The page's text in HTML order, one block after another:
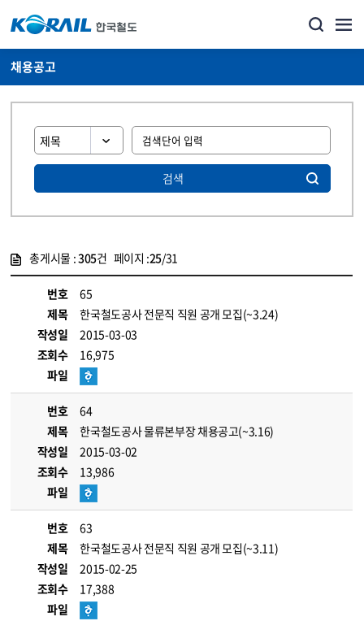
채용공고
검색
총게시물 :305건 페이지 :25/31
번호
65
제목
한국철도공사 전문직 직원 공개 모집(~3.24)
작성일
2015-03-03
조회수
16,975
파일
번호
64
제목
한국철도공사 물류본부장 채용공고(~3.16)
작성일
2015-03-02
조회수
13,986
파일
번호
63
제목
한국철도공사 전문직 직원 공개 모집(~3.11)
작성일
2015-02-25
조회수
17,388
파일